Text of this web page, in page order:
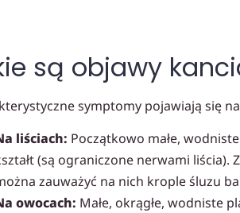
są objawy
symptomy pojawiają się
liściach: Początkowo małe,
(są ograniczone nerwami liścia).
zauważyć na nich krople śluzu
owocach: Małe, okrągłe, wodniste